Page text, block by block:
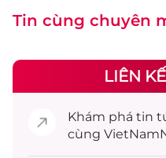
Tin cùng chuyên
LIÊN
Khám phá tin
cùng